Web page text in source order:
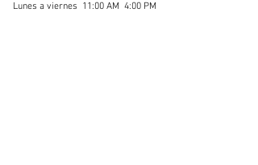
Lunes a viernes 11:00 AM 4:00 PM